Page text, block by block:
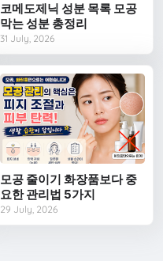
코메도제닉 성분 목록 모공
막는 성분 총정리
31 July, 2026
모공 줄이기 화장품보다 중
요한 관리법 5가지
29 July, 2026